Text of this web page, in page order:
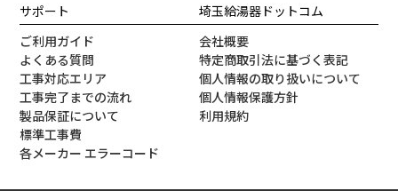
サポート
ご利用ガイド
よくある質問
工事対応エリア
工事完了までの流れ
製品保証について
標準工事費
各メーカー エラーコード
埼玉給湯器ドットコム
会社概要
特定商取引法に基づく表記
個人情報の取り扱いについて
個人情報保護方針
利用規約